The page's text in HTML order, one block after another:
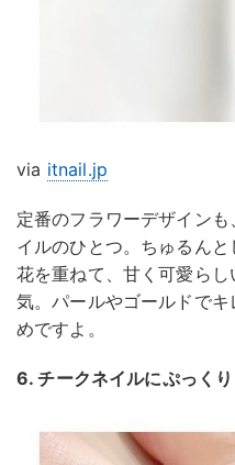
via itnail.jp
定番のフラワーデザイン
イルのひとつ。ちゅるん
花を重ねて、甘く可愛ら
気。パールやゴールドで
めですよ。
6. チークネイルにぷっく